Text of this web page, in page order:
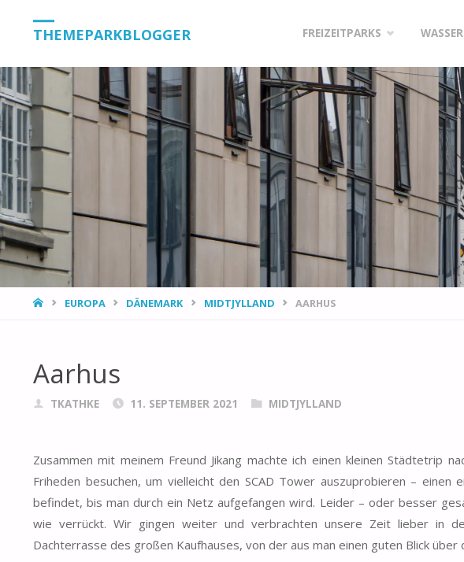
THEMEPARKBLOGGER
content
FREIZEITPARKS
HOMEEUROPA DÄNEMARK MIDTJYLLAND AARHUS
Aarhus
TKATHKE 11. SEPTEMBER 2021 MIDTJYLLAND
Zusammen mit meinem Freund Jikang machte ich einen kleinen Städtetrip
Friheden besuchen, um vielleicht den SCAD Tower auszuprobieren – einen
befindet, bis man durch ein Netz aufgefangen wird. Leider – oder besser
wie verrückt. Wir gingen weiter und verbrachten unsere Zeit lieber in
Dachterrasse des großen Kaufhauses, von der aus man einen guten Blick